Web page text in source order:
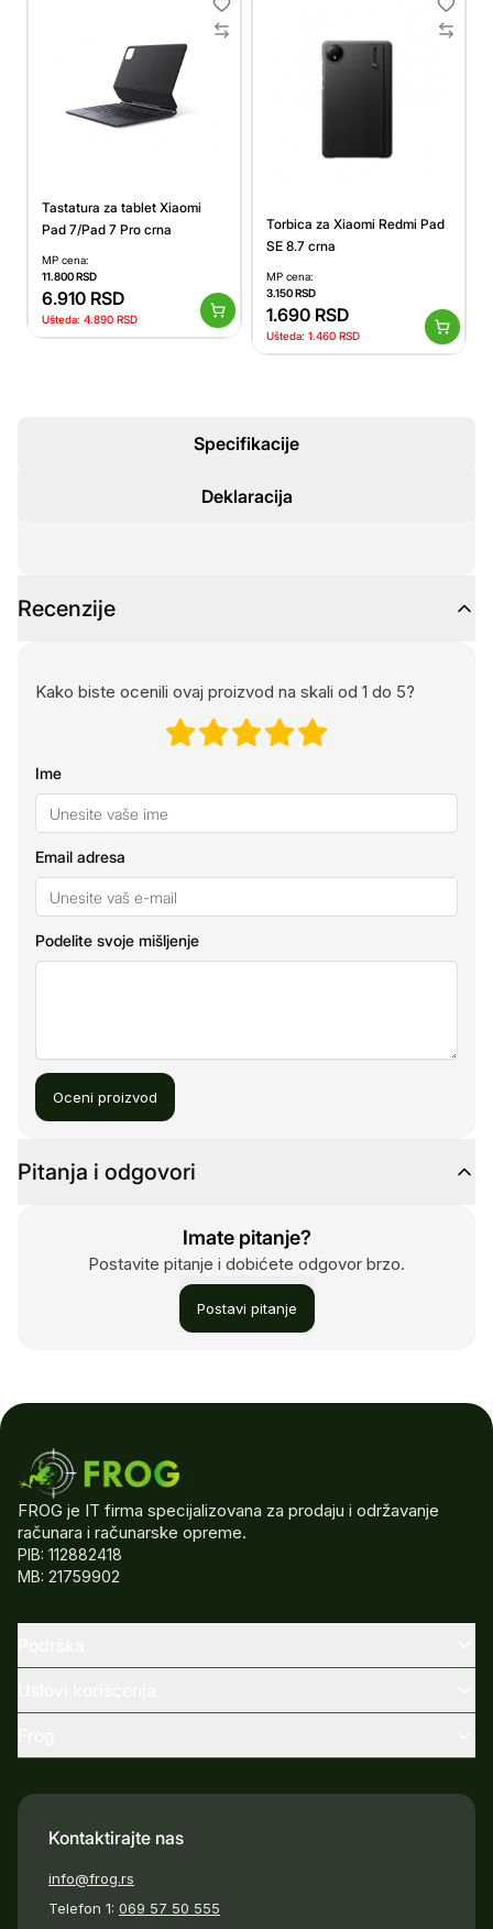
Tastatura za tablet Xiaomi
Pad 7/Pad 7 Pro crna
MP cena:
11.800RSD
6.910 RSD
Ušteda: 4.890 RSD
Torbica za Xiaomi Redmi Pad
SE 8.7 crna
MP cena:
3.150RSD
1.690 RSD
Ušteda: 1.460 RSD
Specifikacije
Deklaracija
Recenzije
Kako biste ocenili ovaj proizvod na skali od 1 do 5?
Ime
Email adresa
Podelite svoje mišljenje
Oceni proizvod
Pitanja i odgovori
Imate pitanje?
Postavite pitanje i dobićete odgovor brzo.
Postavi pitanje
FROG je IT firma specijalizovana za prodaju i održavanje
računara i računarske opreme.
PIB: 112882418
MB: 21759902
Kontaktirajte nas
info@frog.rs
Telefon 1: 069 57 50 555